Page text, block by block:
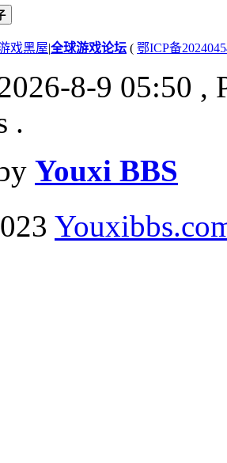
戏黑屋|全球游戏论坛 ( 鄂ICP备
8-9 05:50 ,
.
Youxi BBS